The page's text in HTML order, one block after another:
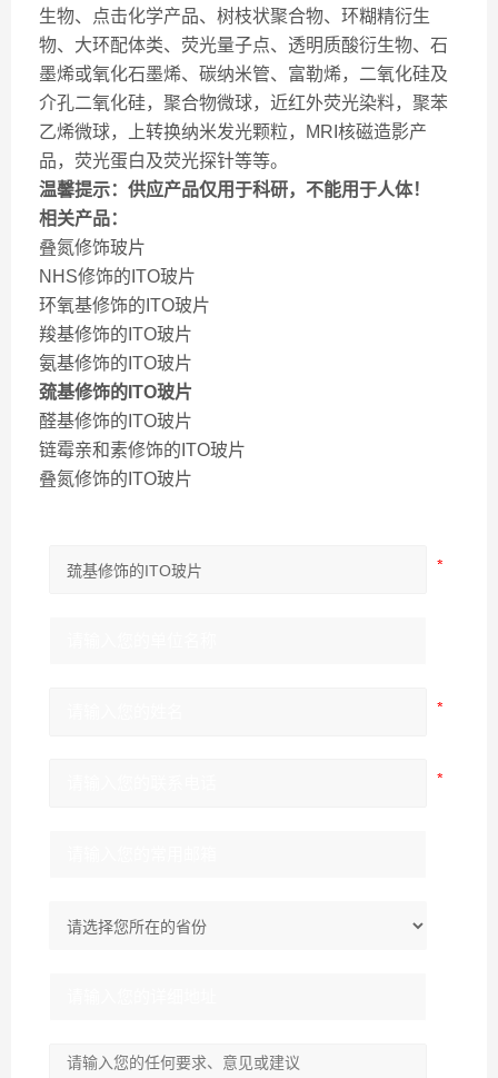
生物、点击化学产品、树枝状聚合物、环糊精衍生
物、大环配体类、荧光量子点、透明质酸衍生物、石
墨烯或氧化石墨烯、碳纳米管、富勒烯，二氧化硅及
介孔二氧化硅，聚合物微球，近红外荧光染料，聚苯
乙烯微球，上转换纳米发光颗粒，MRI核磁造影产
品，荧光蛋白及荧光探针等等。
温馨提示：供应产品仅用于科研，不能用于人体！
相关产品：
叠氮修饰玻片
NHS修饰的ITO玻片
环氧基修饰的ITO玻片
羧基修饰的ITO玻片
氨基修饰的ITO玻片
巯基修饰的ITO玻片
醛基修饰的ITO玻片
链霉亲和素修饰的ITO玻片
叠氮修饰的ITO玻片